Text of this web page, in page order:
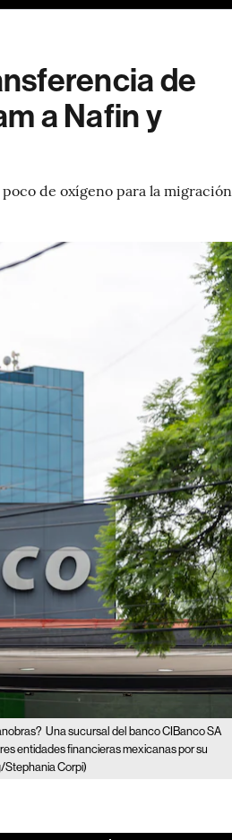
de
a Nafin y
de oxígeno para la migración
Una sucursal del banco CIBanco SA
entidades financieras mexicanas por su
Stephania Corpi)